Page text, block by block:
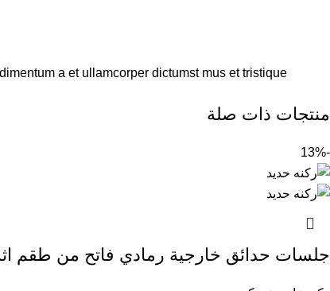
a et ullamcorper dictumst mus et tristique
منتجات ذات صلة
-13%
جلسات حدائق خارجية رمادي فاتح من طقم